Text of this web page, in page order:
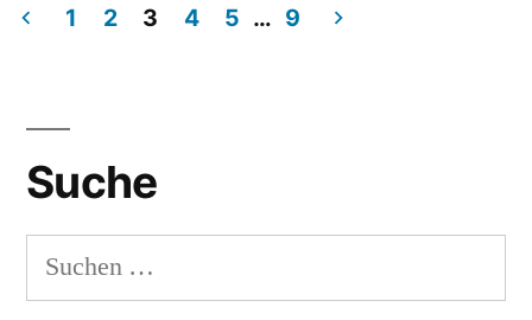
um
1 2 3 4 5 … 9
Suche
Suchen
nach: